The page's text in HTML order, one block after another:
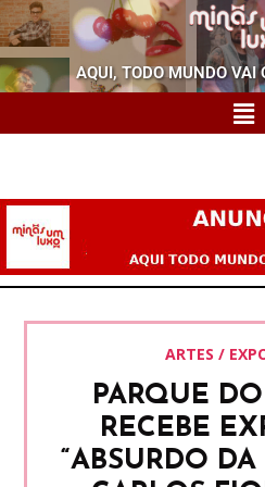
AQUI, TODO MUNDO VAI
ARTES /
PARQUE
RECEBE
“ABSURDO